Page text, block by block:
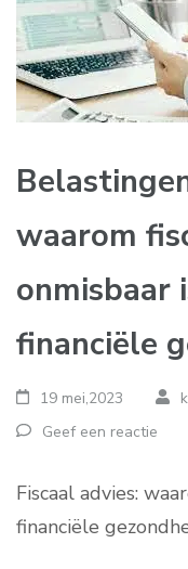
waarom
onmisbaar
financiële
19 mei,2023
Geef een reactie
Fiscaal advies:
financiële